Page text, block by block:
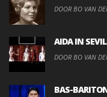
DOOR BO VAN
AIDA IN
DOOR BO VAN
BAS-